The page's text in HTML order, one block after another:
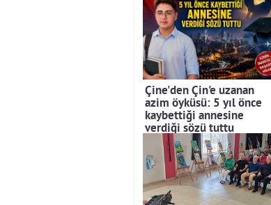
Çine'den Çin'e uzanan
azim öyküsü: 5 yıl önce
kaybettiği annesine
verdiği sözü tuttu